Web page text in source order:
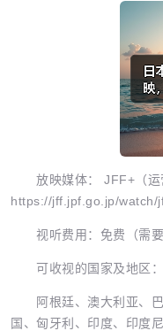
放映媒体： JFF+（运
https://jff.jpf.go.jp/watch/
视听费用：免费（需要
可收视的国家及地区：
阿根廷、澳大利亚、巴
国、匈牙利、印度、印度